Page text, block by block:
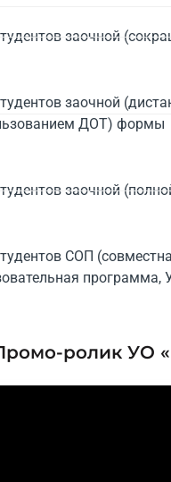
заочной
заочной
ДОТ) формы
заочной
СОП
программа,
ролик УО